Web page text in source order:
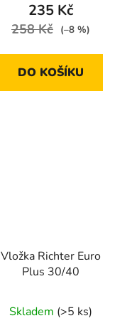
235 Kč
258 Kč (–8 %)
DO KOŠÍKU
Vložka Richter Euro
Plus 30/40
Skladem (>5 ks)